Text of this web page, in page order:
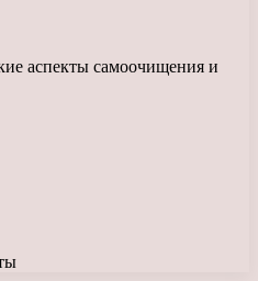
аспекты самоочищения и